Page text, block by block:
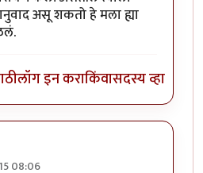
असू शकतो हे मला ह्या
लॉग इन कराकिंवासदस्य व्हा
08:06